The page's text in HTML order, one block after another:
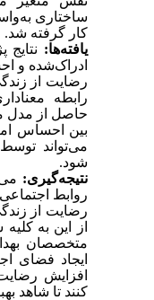
ساختاری
کار گرفته شد.
یافته‌ها:نتایج
ادراک‌شده و
رضایت از
رابطه
حاصل از مدل
بین احساس
می‌تواند توسط
شود.
نتیجه‌گیری:
روابط اجتماعی
رضایت از
از این به
متخصصان
ایجاد فضای
افزایش
کنند تا شاهد